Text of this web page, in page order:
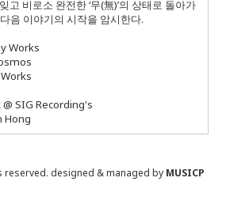
고 비로소 완전한 ‘무(無)’의 상태로 돌아가
음 이야기의 시작을 암시한다.
Works
SIG Recording's
Hong
reserved. designed & managed by MUSICP